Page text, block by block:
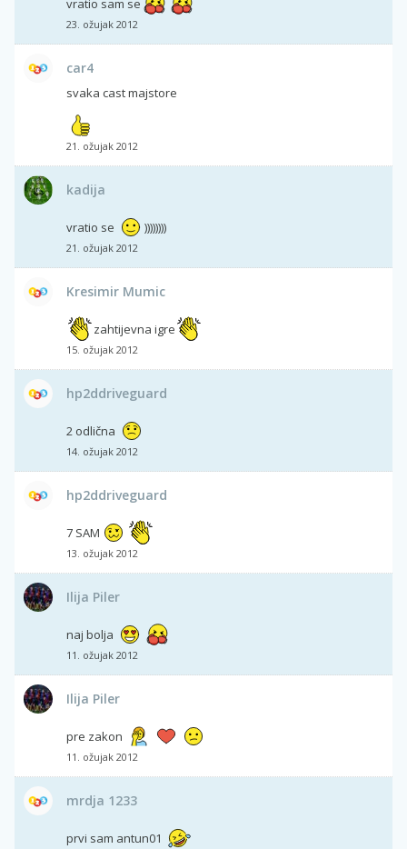
vratio sam se
23. ožujak 2012
car4
svaka cast majstore
21. ožujak 2012
kadija
vratio se ))))))))
21. ožujak 2012
Kresimir Mumic
zahtijevna igre
15. ožujak 2012
hp2ddriveguard
2 odlična
14. ožujak 2012
hp2ddriveguard
7 SAM
13. ožujak 2012
Ilija Piler
naj bolja
11. ožujak 2012
Ilija Piler
pre zakon
11. ožujak 2012
mrdja 1233
prvi sam antun01